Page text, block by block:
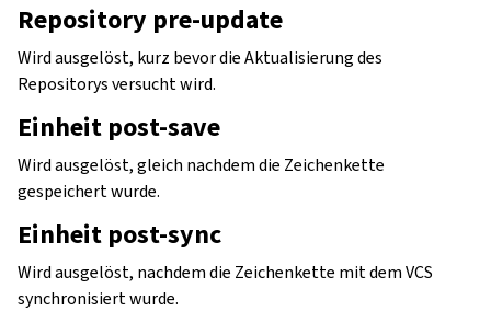
Repository pre-update
Wird ausgelöst, kurz bevor die Aktualisierung des
Repositorys versucht wird.
Einheit post-save
Wird ausgelöst, gleich nachdem die Zeichenkette
gespeichert wurde.
Einheit post-sync
Wird ausgelöst, nachdem die Zeichenkette mit dem VCS
synchronisiert wurde.